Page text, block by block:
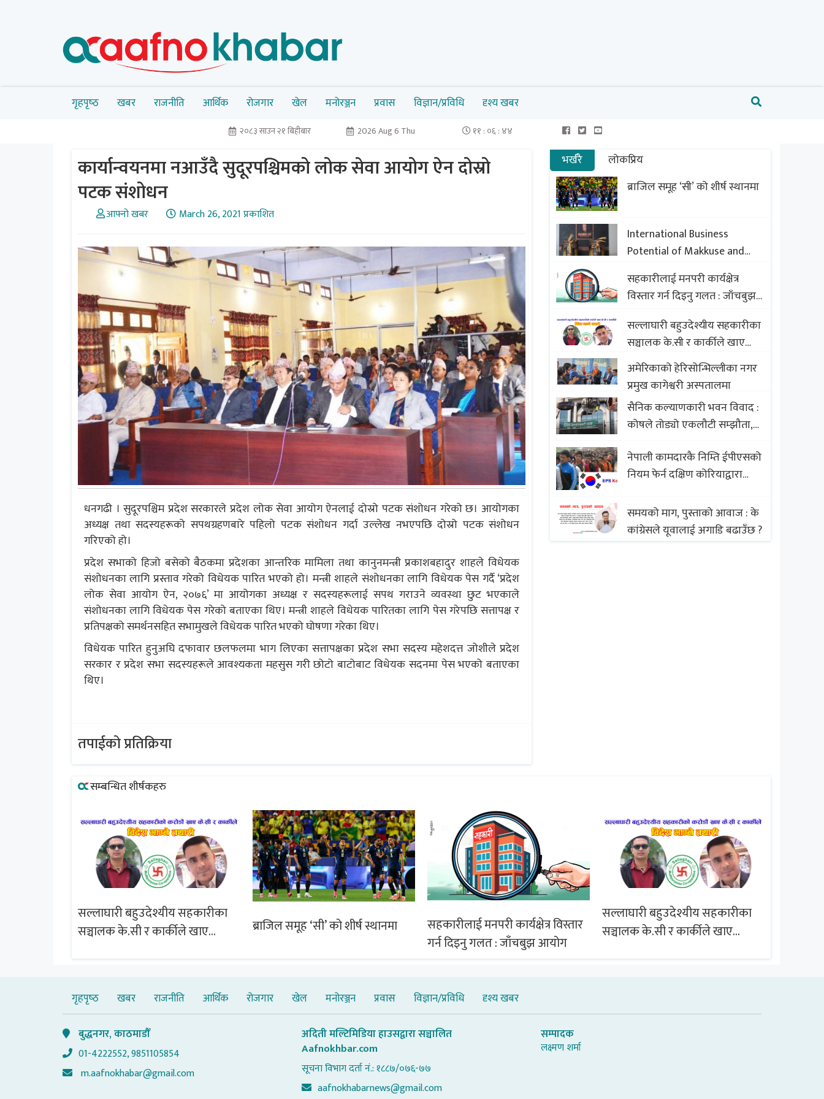
गृहपृष्‍ठ खबर राजनीति आर्थिक रोजगार खेल मनोरञ्जन प्रवास विज्ञान/प्रविधि दृश्य खबर
२०८३ साउन २१ बिहीबार 2026 Aug 6 Thu ११ : ०६ : ४४
कार्यान्वयनमा नआउँदै सुदूरपश्चिमको लोक सेवा आयोग ऐन दोस्रो
पटक संशोधन
आफ्नो खबर March 26, 2021 प्रकाशित
धनगढी । सुदूरपश्चिम प्रदेश सरकारले प्रदेश लोक सेवा आयोग ऐनलाई दोस्रो पटक संशोधन गरेको छ। आयोगका
अध्यक्ष तथा सदस्यहरूको सपथग्रहणबारे पहिलो पटक संशोधन गर्दा उल्लेख नभएपछि दोस्रो पटक संशोधन
गरिएको हो।
प्रदेश सभाको हिजो बसेको बैठकमा प्रदेशका आन्तरिक मामिला तथा कानुनमन्त्री प्रकाशबहादुर शाहले विधेयक
संशोधनका लागि प्रस्ताव गरेको विधेयक पारित भएको हो। मन्त्री शाहले संशोधनका लागि विधेयक पेस गर्दै ‘प्रदेश
लोक सेवा आयोग ऐन, २०७६’ मा आयोगका अध्यक्ष र सदस्यहरूलाई सपथ गराउने व्यवस्था छुट भएकाले
संशोधनका लागि विधेयक पेस गरेको बताएका थिए। मन्त्री शाहले विधेयक पारितका लागि पेस गरेपछि सत्तापक्ष र
प्रतिपक्षको समर्थनसहित सभामुखले विधेयक पारित भएको घोषणा गरेका थिए।
विधेयक पारित हुनुअघि दफावार छलफलमा भाग लिएका सत्तापक्षका प्रदेश सभा सदस्य महेशदत्त जोशीले प्रदेश
सरकार र प्रदेश सभा सदस्यहरूले आवश्यकता महसुस गरी छोटो बाटोबाट विधेयक सदनमा पेस भएको बताएका
थिए।
तपाईको प्रतिक्रिया
भर्खरै
लोकप्रिय
ब्राजिल समूह ‘सी’ को शीर्ष स्थानमा
International Business
Potential of Makkuse and
Export Opportunities of
Nepali Sweets with Global
Comparison to Baklava
सहकारीलाई मनपरी कार्यक्षेत्र
विस्तार गर्न दिइनु गलत : जाँचबुझ
सल्लाघारी बहुउदेश्यीय सहकारीका
सञ्चालक के.सी र कार्कीले खाए
सदस्यको करोडौं बचत
अमेरिकाको हेरिसोन्भिल्लीका नगर
प्रमुख कागेश्वरी अस्पतालमा
सैनिक कल्याणकारी भवन विवाद :
कोषले तोड्यो एकलौटी सम्झौता,
बिखलबन्दमा (भिडियो)
नेपाली कामदारकै निम्ति ईपीएसको
नियम फेर्न दक्षिण कोरियाद्वारा
समयको माग, पुस्ताको आवाज : के
कांग्रेसले यूवालाई अगाडि बढाउँछ ?
सम्बन्धित शीर्षकहरु
सल्लाघारी बहुउदेश्यीय सहकारीका
सञ्चालक के.सी र कार्कीले खाए
ब्राजिल समूह ‘सी’ को शीर्ष स्थानमा
सहकारीलाई मनपरी कार्यक्षेत्र विस्तार
गर्न दिइनु गलत : जाँचबुझ आयोग
सल्लाघारी बहुउदेश्यीय सहकारीका
सञ्चालक के.सी र कार्कीले खाए
गृहपृष्‍ठ खबर राजनीति आर्थिक रोजगार खेल मनोरञ्जन प्रवास विज्ञान/प्रविधि दृश्य खबर
बुद्धनगर, काठमाडौँ
01-4222552, 9851105854
m.aafnokhabar@gmail.com
अदिती मल्टिमिडिया हाउसद्वारा सञ्चालित
Aafnokhbar.com
सूचना विभाग दर्ता नं.: १८८७/०७६-७७
aafnokhabarnews@gmail.com
सम्पादक
लक्ष्मण शर्मा